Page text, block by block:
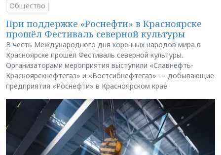
Общество
При поддержке «Роснефти» в Красноярске
прошёл Фестиваль северной культуры
В честь Международного дня коренных народов мира в
Красноярске прошёл Фестиваль северной культуры.
Организаторами мероприятия выступили «Славнефть-
Красноярскнефтегаз» и «Востсибнефтегаз» — добывающие
предприятия «Роснефти» в Красноярском крае